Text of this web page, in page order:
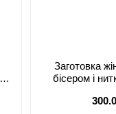
Заготовка
бісером і